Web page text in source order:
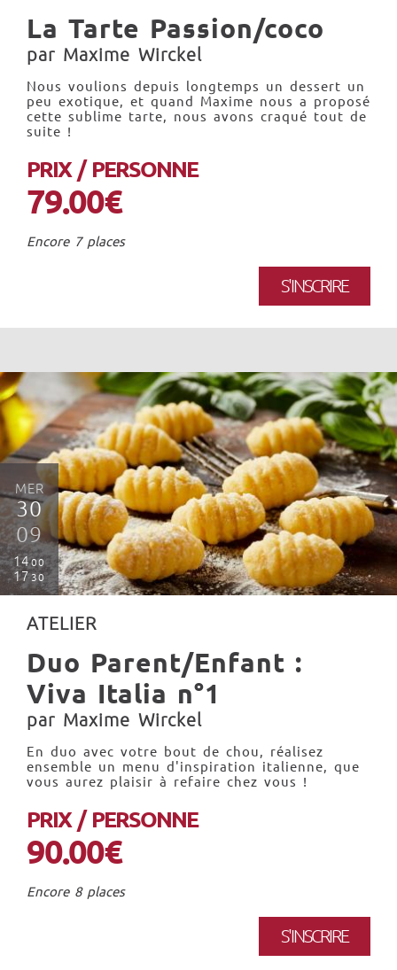
La Tarte Passion/coco
par Maxime Wirckel
Nous voulions depuis longtemps un dessert un
peu exotique, et quand Maxime nous a proposé
cette sublime tarte, nous avons craqué tout de
suite !
PRIX / PERSONNE
79.00€
Encore 7 places
S'INSCRIRE
MER
30
09
14 00
17 30
ATELIER
Duo Parent/Enfant :
Viva Italia n°1
par Maxime Wirckel
En duo avec votre bout de chou, réalisez
ensemble un menu d'inspiration italienne, que
vous aurez plaisir à refaire chez vous !
PRIX / PERSONNE
90.00€
Encore 8 places
S'INSCRIRE